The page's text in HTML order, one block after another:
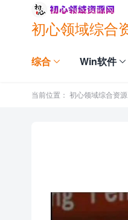
初心领域综合
综合 Win软件
当前位置： 初心领域综合资源